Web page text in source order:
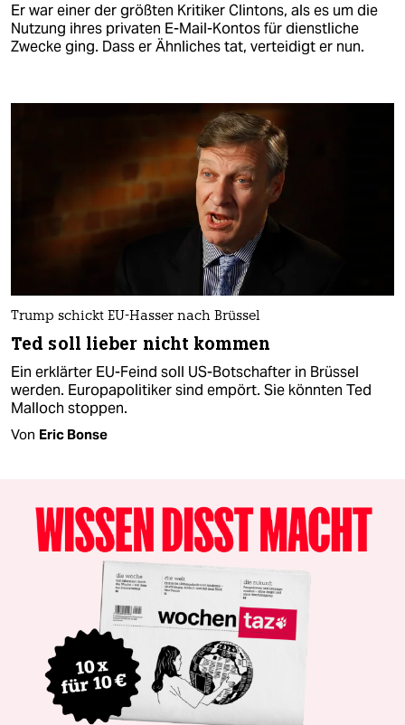
Er war einer der größten Kritiker Clintons, als es um die
Nutzung ihres privaten E-Mail-Kontos für dienstliche
Zwecke ging. Dass er Ähnliches tat, verteidigt er nun.
Trump schickt EU-Hasser nach Brüssel
Ted soll lieber nicht kommen
Ein erklärter EU-Feind soll US-Botschafter in Brüssel
werden. Europapolitiker sind empört. Sie könnten Ted
Malloch stoppen.
Von Eric Bonse